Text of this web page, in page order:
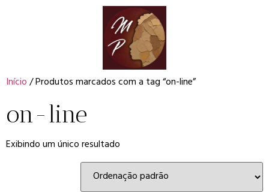
Início/ Produtos marcados com a tag “on-line”
on-line
Exibindo um único resultado